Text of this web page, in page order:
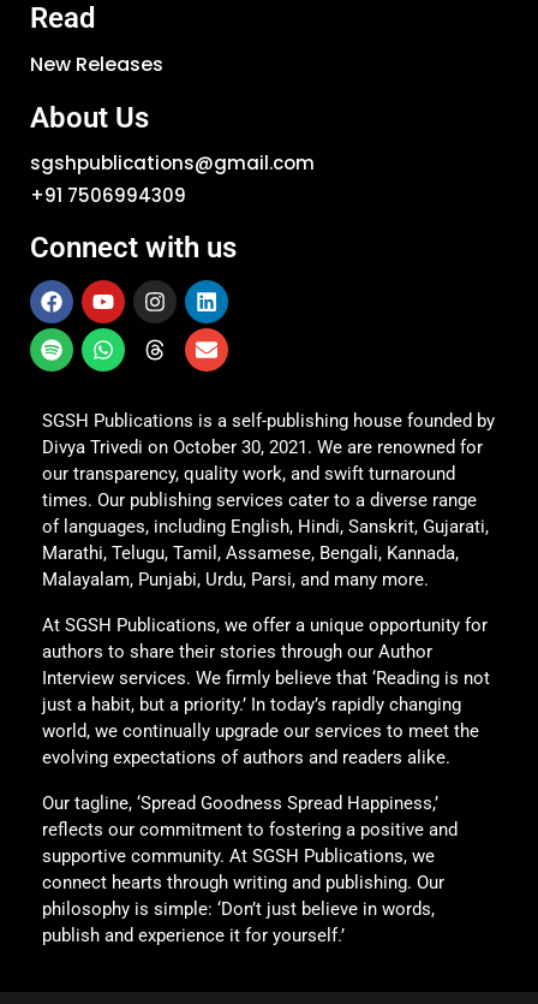
Read
New Releases
About Us
sgshpublications@gmail.com
+91 7506994309
Connect with us
SGSH Publications is a self-publishing house founded by
Divya Trivedi on October 30, 2021. We are renowned for
our transparency, quality work, and swift turnaround
times. Our publishing services cater to a diverse range
of languages, including English, Hindi, Sanskrit, Gujarati,
Marathi, Telugu, Tamil, Assamese, Bengali, Kannada,
Malayalam, Punjabi, Urdu, Parsi, and many more.
At SGSH Publications, we offer a unique opportunity for
authors to share their stories through our Author
Interview services. We firmly believe that ‘Reading is not
just a habit, but a priority.’ In today’s rapidly changing
world, we continually upgrade our services to meet the
evolving expectations of authors and readers alike.
Our tagline, ‘Spread Goodness Spread Happiness,’
reflects our commitment to fostering a positive and
supportive community. At SGSH Publications, we
connect hearts through writing and publishing. Our
philosophy is simple: ‘Don’t just believe in words,
publish and experience it for yourself.’